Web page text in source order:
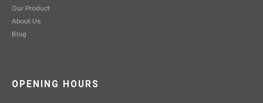
Our Product
About Us
Blog
OPENING HOURS